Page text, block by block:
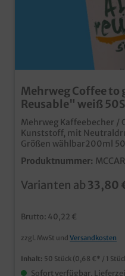
Mehrweg Coffee to
Reusable" weiß
wählbar
Mehrweg Kaffeebecher /
Kunststoff, mit
Größen wählbar200ml
50St. / Deckel weiß
Made in Germanymit
bruchsicherverdeckelbar
Melaminaus
Produktnummer:
Varianten ab 33,80
Brutto: 40,22 €
zzgl. MwSt und Versandkosten
Inhalt: 50 Stück (0,68 €* / 1
Sofort verfügbar,